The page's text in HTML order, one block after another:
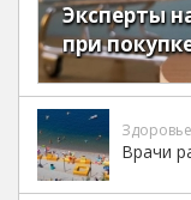
Эксперты
при
Врачи